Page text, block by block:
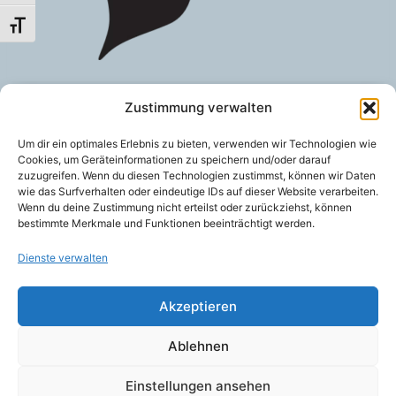
Zustimmung verwalten
Um dir ein optimales Erlebnis zu bieten, verwenden wir Technologien wie
Cookies, um Geräteinformationen zu speichern und/oder darauf
zuzugreifen. Wenn du diesen Technologien zustimmst, können wir Daten
wie das Surfverhalten oder eindeutige IDs auf dieser Website verarbeiten.
Wenn du deine Zustimmung nicht erteilst oder zurückziehst, können
bestimmte Merkmale und Funktionen beeinträchtigt werden.
Dienste verwalten
Akzeptieren
Ablehnen
Einstellungen ansehen
Schrift vergrößern